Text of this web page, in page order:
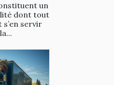
un
dont tout
s’en servir